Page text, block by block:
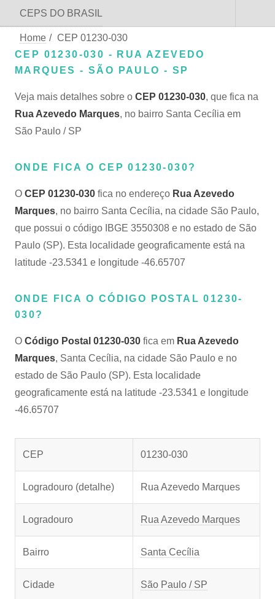
CEPS DO BRASIL
Home / CEP 01230-030
CEP 01230-030 - RUA AZEVEDO
MARQUES - SÃO PAULO - SP
Veja mais detalhes sobre o CEP 01230-030, que fica na
Rua Azevedo Marques, no bairro Santa Cecília em
São Paulo / SP
ONDE FICA O CEP 01230-030?
O CEP 01230-030 fica no endereço Rua Azevedo
Marques, no bairro Santa Cecília, na cidade São Paulo,
que possui o código IBGE 3550308 e no estado de São
Paulo (SP). Esta localidade geograficamente está na
latitude -23.5341 e longitude -46.65707
ONDE FICA O CÓDIGO POSTAL 01230-
030?
O Código Postal 01230-030 fica em Rua Azevedo
Marques, Santa Cecília, na cidade São Paulo e no
estado de São Paulo (SP). Esta localidade
geograficamente está na latitude -23.5341 e longitude
-46.65707
CEP 01230-030
Logradouro (detalhe) Rua Azevedo Marques
Logradouro Rua Azevedo Marques
Bairro Santa Cecília
Cidade São Paulo / SP